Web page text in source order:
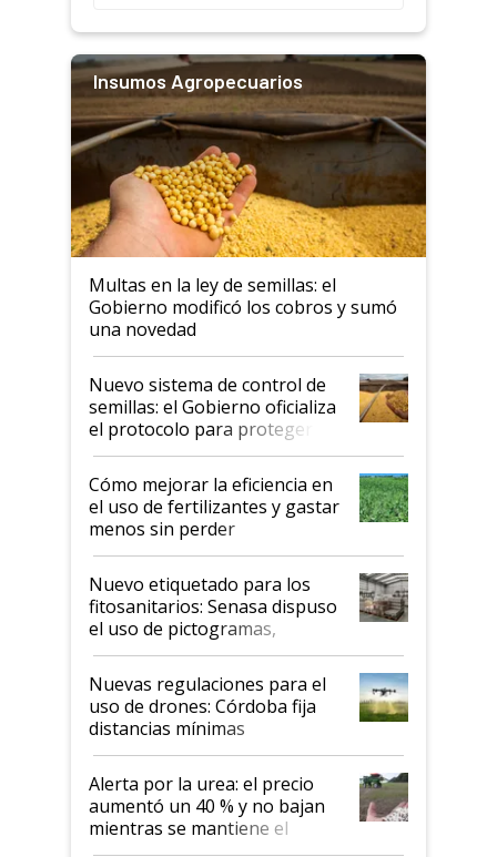
Insumos Agropecuarios
Multas en la ley de semillas: el
Gobierno modificó los cobros y sumó
una novedad
Nuevo sistema de control de
semillas: el Gobierno oficializa
el protocolo para proteger la
propiedad intelectual
Cómo mejorar la eficiencia en
el uso de fertilizantes y gastar
menos sin perder
productividad en la campaña
fina
Nuevo etiquetado para los
fitosanitarios: Senasa dispuso
el uso de pictogramas,
palabras de advertencia e
indicaciones
Nuevas regulaciones para el
uso de drones: Córdoba fija
distancias mínimas
Alerta por la urea: el precio
aumentó un 40 % y no bajan
mientras se mantiene el
conflicto en Medio Oriente